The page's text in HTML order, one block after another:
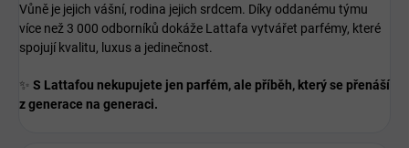
Vůně je jejich vášní, rodina jejich srdcem. Díky oddanému týmu
více než 3 000 odborníků dokáže Lattafa vytvářet parfémy, které
spojují kvalitu, luxus a jedinečnost.
✨ S Lattafou nekupujete jen parfém, ale příběh, který se přenáší
z generace na generaci.